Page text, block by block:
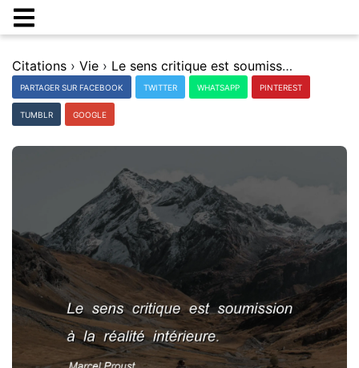
Citations › Vie › Le sens critique est soumission Ã la rÃ©alitÃ© intÃ©rieure.
PARTAGER SUR FACEBOOK TWITTER WHATSAPP PINTEREST
TUMBLR GOOGLE